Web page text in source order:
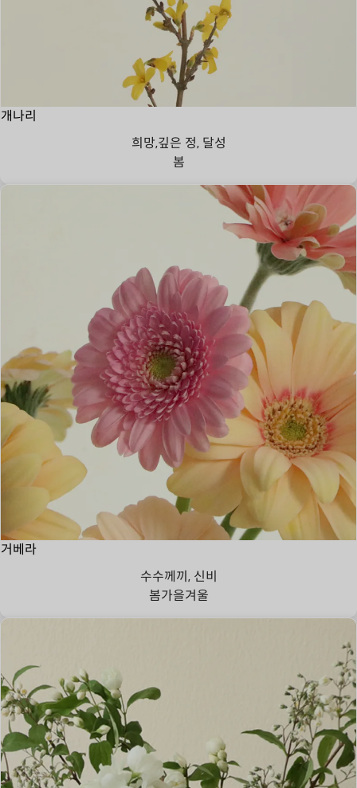
개나리
희망,깊은 정, 달성
봄
거베라
수수께끼, 신비
봄가을겨울